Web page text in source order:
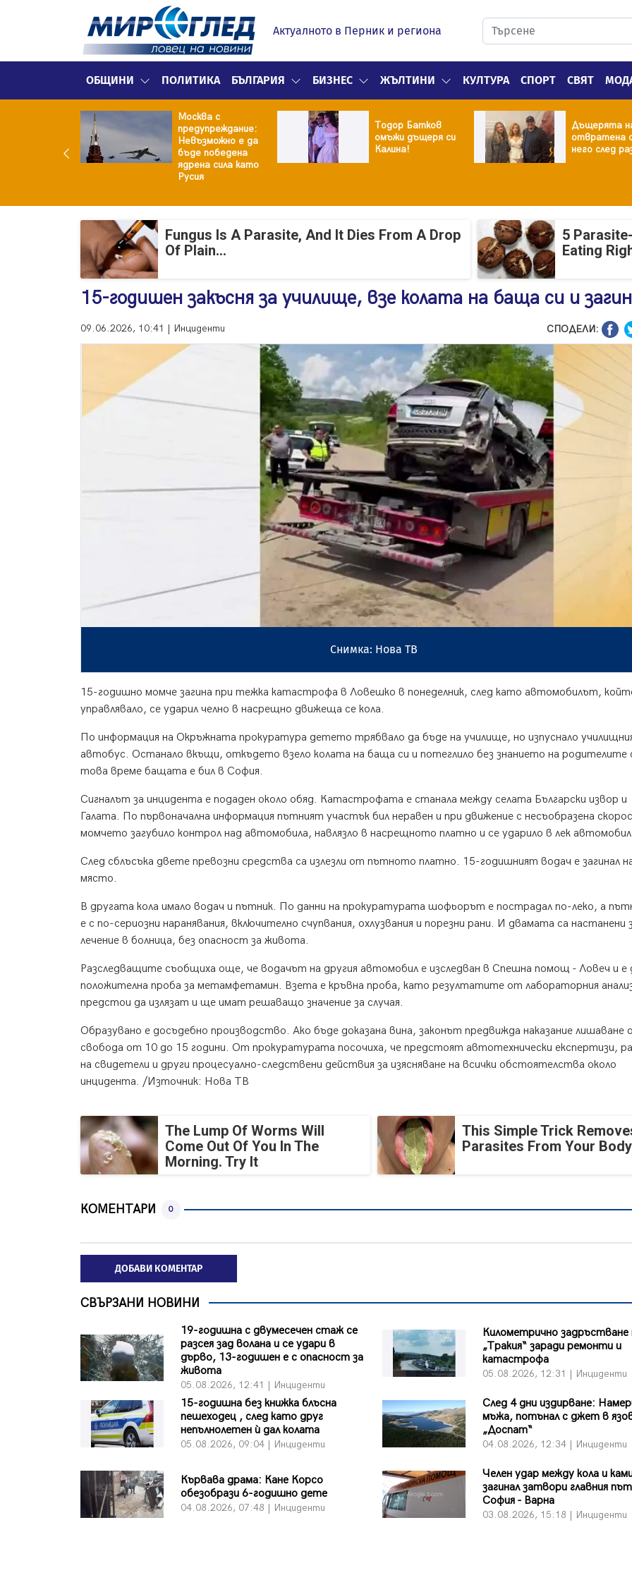
Актуалното в Перник и региона
ОБЩИНИ ПОЛИТИКА БЪЛГАРИЯ БИЗНЕС ЖЪЛТИНИ КУЛТУРА СПОРТ СВЯТ
Москва с
предупреждание:
Невъзможно е да
бъде победена
ядрена сила като
Русия
Тодор Батков
омъжи дъщеря си
Калина!
Дъщерята
отвратена
него след
Fungus Is A Parasite, And It Dies From A Drop
Of Plain...
5
Eating
15-годишен закъсня за училище, взе колата на баща си и
09.06.2026, 10:41 | Инциденти СПОДЕЛИ:
Снимка: Нова ТВ
15-годишно момче загина при тежка катастрофа в Ловешко в понеделник, след като автомобилът,
управлявало, се ударил челно в насрещно движеща се кола.
По информация на Окръжната прокуратура детето трябвало да бъде на училище, но изпуснало
автобус. Останало вкъщи, откъдето взело колата на баща си и потеглило без знанието на родителите
това време бащата е бил в София.
Сигналът за инцидента е подаден около обяд. Катастрофата е станала между селата Български извор и
Галата. По първоначална информация пътният участък бил неравен и при движение с несъобразена
момчето загубило контрол над автомобила, навлязло в насрещното платно и се ударило в лек
След сблъсъка двете превозни средства са излезли от пътното платно. 15-годишният водач е загинал
място.
В другата кола имало водач и пътник. По данни на прокуратурата шофьорът е пострадал по-леко, а
е с по-сериозни наранявания, включително счупвания, охлузвания и порезни рани. И двамата са настанени
лечение в болница, без опасност за живота.
Разследващите съобщиха още, че водачът на другия автомобил е изследван в Спешна помощ - Ловеч и е
положителна проба за метамфетамин. Взета е кръвна проба, като резултатите от лабораторния
предстои да излязат и ще имат решаващо значение за случая.
Образувано е досъдебно производство. Ако бъде доказана вина, законът предвижда наказание лишаване
свобода от 10 до 15 години. От прокуратурата посочиха, че предстоят автотехнически експертизи,
на свидетели и други процесуално-следствени действия за изясняване на всички обстоятелства около
инцидента. /Източник: Нова ТВ
The Lump Of Worms Will
Come Out Of You In The
Morning. Try It
This Simple Trick
Parasites From Your
КОМЕНТАРИ 0
ДОБАВИ КОМЕНТАР
СВЪРЗАНИ НОВИНИ
19-годишна с двумесечен стаж се
разсея зад волана и се удари в
дърво, 13-годишен е с опасност за
живота
05.08.2026, 12:41 | Инциденти
Километрично задръстване
„Тракия“ заради ремонти и
катастрофа
05.08.2026, 12:31 | Инциденти
15-годишна без книжка блъсна
пешеходец , след като друг
непълнолетен ѝ дал колата
05.08.2026, 09:04 | Инциденти
След 4 дни издирване:
мъжа, потънал с джет в
„Доспат“
04.08.2026, 12:34 | Инциденти
Кървава драма: Кане Корсо
обезобрази 6-годишно дете
04.08.2026, 07:48 | Инциденти
Челен удар между кола и
загинал затвори главния път
София - Варна
03.08.2026, 15:18 | Инциденти